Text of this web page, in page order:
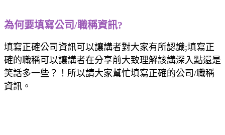
為何要填寫公司/職稱資訊?
填寫正確公司資訊可以讓講者對大家有所認識;填寫正
確的職稱可以讓講者在分享前大致理解該講深入點還是
笑話多一些？！所以請大家幫忙填寫正確的公司/職稱
資訊。